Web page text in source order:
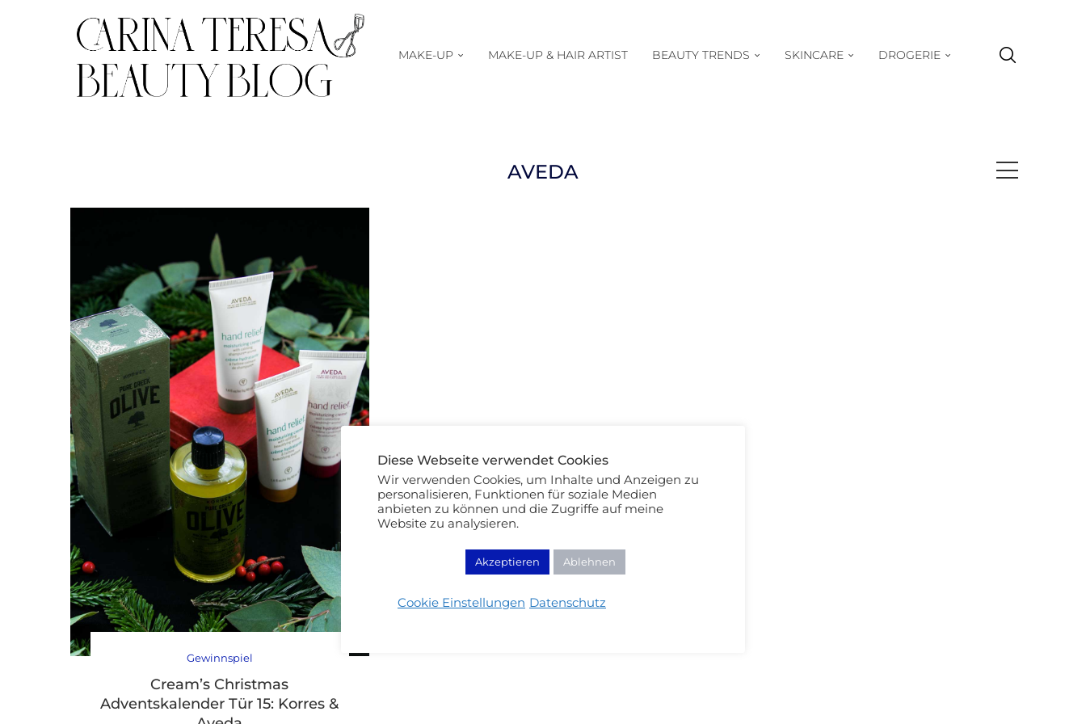
MAKE-UP MAKE-UP & HAIR ARTIST BEAUTY TRENDS SKINCARE DROGERIE
AVEDA
Gewinnspiel
Cream’s Christmas
Adventskalender Tür 15: Korres &
Diese Webseite verwendet Cookies
Wir verwenden Cookies, um Inhalte und Anzeigen zu
personalisieren, Funktionen für soziale Medien
anbieten zu können und die Zugriffe auf meine
Website zu analysieren.
Akzeptieren Ablehnen
Cookie Einstellungen Datenschutz